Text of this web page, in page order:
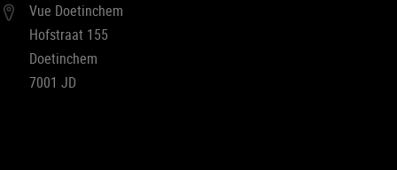
Vue Doetinchem
Hofstraat 155
Doetinchem
7001 JD